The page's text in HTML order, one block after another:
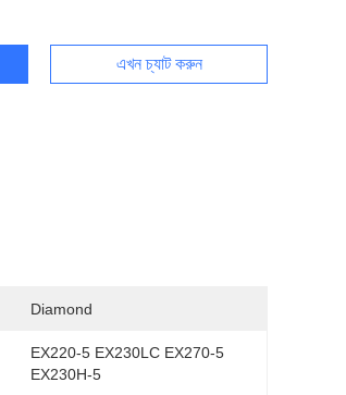
এখন চ্যাট করুন
Diamond
EX220-5 EX230LC EX270-5
EX230H-5